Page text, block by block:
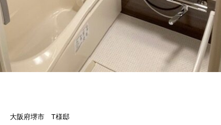
大阪府堺市 T様邸